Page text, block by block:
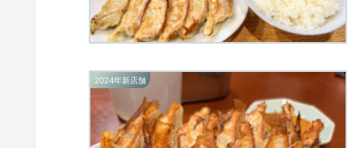
2024年新店舗